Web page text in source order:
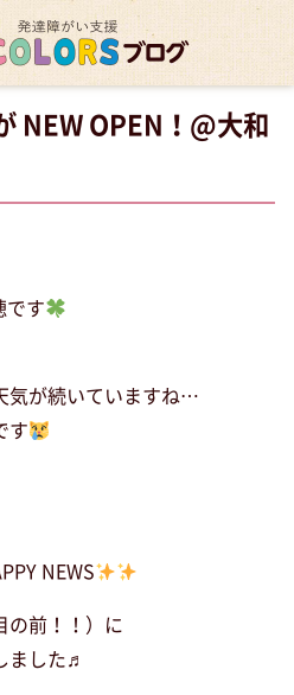
NEW OPEN！@大和
です
気が続いていますね…
す
NEWS
の前！！）に
ました♬